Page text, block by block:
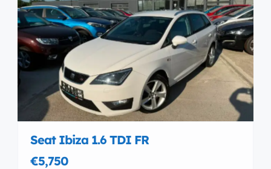
Seat Ibiza 1.6 TDI FR
€5,750